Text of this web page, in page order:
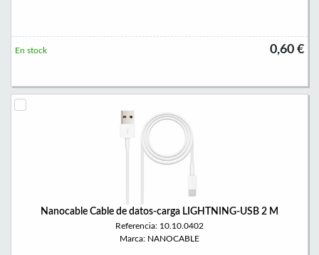
0,60 €
En stock
Nanocable Cable de datos-carga LIGHTNING-USB 2 M
Referencia: 10.10.0402
Marca: NANOCABLE